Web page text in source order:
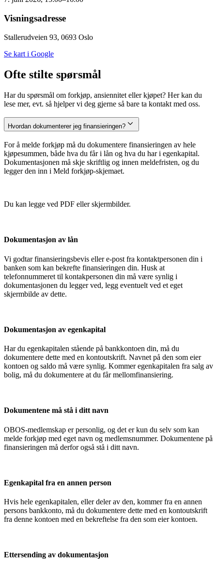
Visningsadresse
Stallerudveien 93, 0693 Oslo
Se kart i Google
Ofte stilte spørsmål
Har du spørsmål om forkjøp, ansiennitet eller kjøpet? Her kan du
lese mer, evt. så hjelper vi deg gjerne så bare ta kontakt med oss.
Hvordan dokumenterer jeg finansieringen?
For å melde forkjøp må du dokumentere finansieringen av hele
kjøpesummen, både hva du får i lån og hva du har i egenkapital.
Dokumentasjonen må skje skriftlig og innen meldefristen, og du
legger den inn i Meld forkjøp-skjemaet.
Du kan legge ved PDF eller skjermbilder.
Dokumentasjon av lån
Vi godtar finansieringsbevis eller e-post fra kontaktpersonen din i
banken som kan bekrefte finansieringen din. Husk at
telefonnummeret til kontakpersonen din må være synlig i
dokumentasjonen du legger ved, legg eventuelt ved et eget
skjermbilde av dette.
Dokumentasjon av egenkapital
Har du egenkapitalen stående på bankkontoen din, må du
dokumentere dette med en kontoutskrift. Navnet på den som eier
kontoen og saldo må være synlig. Kommer egenkapitalen fra salg av
bolig, må du dokumentere at du får mellomfinansiering.
Dokumentene må stå i ditt navn
OBOS-medlemskap er personlig, og det er kun du selv som kan
melde forkjøp med eget navn og medlemsnummer. Dokumentene på
finansieringen må derfor også stå i ditt navn.
Egenkapital fra en annen person
Hvis hele egenkapitalen, eller deler av den, kommer fra en annen
persons bankkonto, må du dokumentere dette med en kontoutskrift
fra denne kontoen med en bekreftelse fra den som eier kontoen.
Ettersending av dokumentasjon